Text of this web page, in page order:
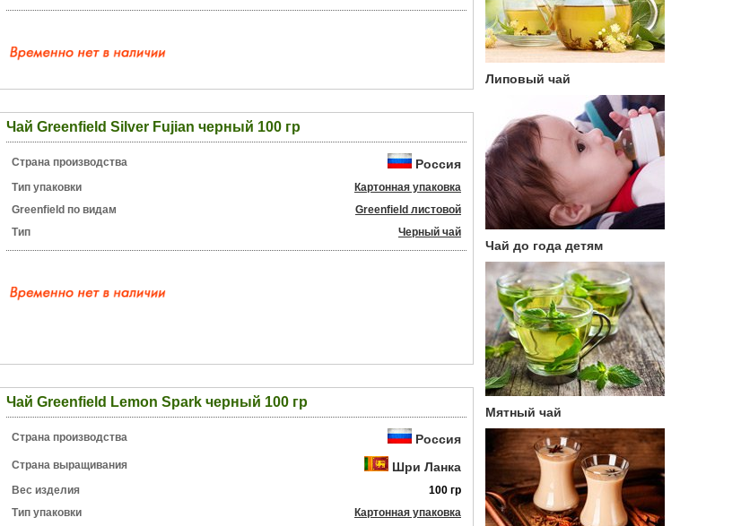
Чай Greenfield Silver Fujian черный 100 гр
Страна производства Россия
Тип упаковки
Картонная упаковка
Greenfield по видам
Greenfield листовой
Тип
Черный чай
Чай Greenfield Lemon Spark черный 100 гр
Страна производства Россия
Страна выращивания Шри Ланка
Вес изделия
100 гр
Тип упаковки
Картонная упаковка
Липовый чай
Чай до года детям
Мятный чай